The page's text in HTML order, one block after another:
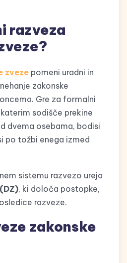
razveza
zveze pomeni uradni in
zakonske
Gre za formalni
sodišče prekine
dvema osebama, bodisi
po tožbi enega izmed
sistemu razvezo ureja
, ki določa postopke,
razveze.
zakonske